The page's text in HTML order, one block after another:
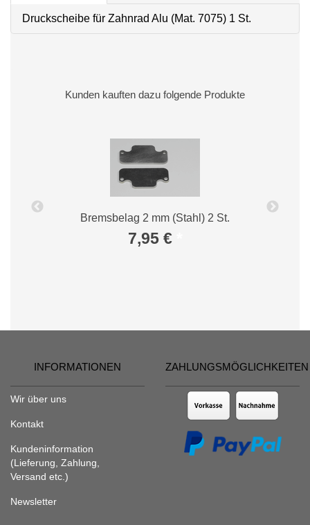
Druckscheibe für Zahnrad Alu (Mat. 7075) 1 St.
Kunden kauften dazu folgende Produkte
Bremsbelag 2 mm (Stahl) 2 St.
7,95 €
INFORMATIONEN
Wir über uns
Kontakt
Kundeninformation
(Lieferung, Zahlung,
Versand etc.)
Newsletter
ZAHLUNGSMÖGLICHKEITEN